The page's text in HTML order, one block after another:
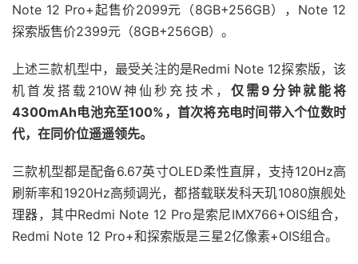
Note 12 Pro+起售价2099元（8GB+256GB），Note 12
探索版售价2399元（8GB+256GB）。
上述三款机型中，最受关注的是Redmi Note 12探索版，该
机首发搭载210W神仙秒充技术， 仅需9分钟就能将
4300mAh电池充至100%，首次将充电时间带入个位数时
代，在同价位遥遥领先。
三款机型都是配备6.67英寸OLED柔性直屏，支持120Hz高
刷新率和1920Hz高频调光，都搭载联发科天玑1080旗舰处
理器，其中Redmi Note 12 Pro是索尼IMX766+OIS组合，
Redmi Note 12 Pro+和探索版是三星2亿像素+OIS组合。